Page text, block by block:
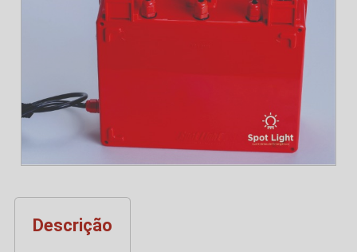
Descrição